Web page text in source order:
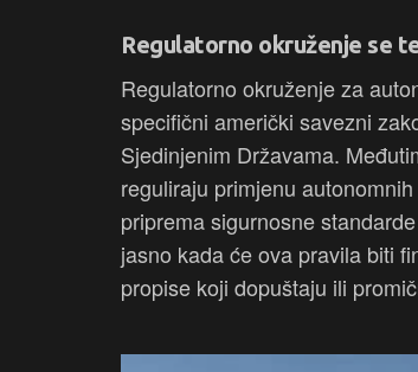
Regulatorno okruženje se
Regulatorno okruženje za
specifični američki savezni
Sjedinjenim Državama.
reguliraju primjenu
priprema sigurnosne
jasno kada će ova pravila biti
propise koji dopuštaju ili